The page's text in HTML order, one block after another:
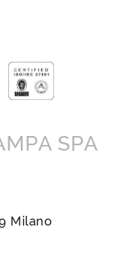
SPA
Milano